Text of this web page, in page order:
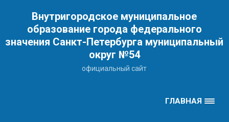
Внутригородское муниципальное
образование города федерального
значения Санкт-Петербурга муниципальный
округ №54
официальный сайт
ГЛАВНАЯ